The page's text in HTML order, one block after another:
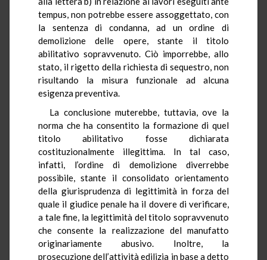
tempus, non potrebbe essere assoggettato, con
la sentenza di condanna, ad un ordine di
demolizione delle opere, stante il titolo
abilitativo sopravvenuto. Ciò imporrebbe, allo
stato, il rigetto della richiesta di sequestro, non
risultando la misura funzionale ad alcuna
esigenza preventiva.
La conclusione muterebbe, tuttavia, ove la
norma che ha consentito la formazione di quel
titolo abilitativo fosse dichiarata
costituzionalmente illegittima. In tal caso,
infatti, l’ordine di demolizione diverrebbe
possibile, stante il consolidato orientamento
della giurisprudenza di legittimità in forza del
quale il giudice penale ha il dovere di verificare,
a tale fine, la legittimità del titolo sopravvenuto
che consente la realizzazione del manufatto
originariamente abusivo. Inoltre, la
prosecuzione dell’attività edilizia in base a detto